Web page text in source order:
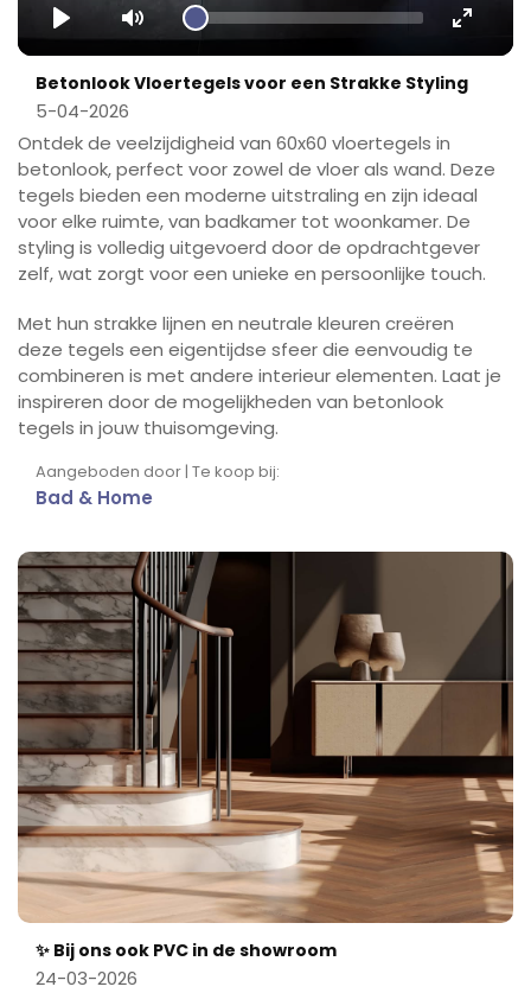
Play Mute
Betonlook Vloertegels voor een Strakke Styling
5-04-2026
Ontdek de veelzijdigheid van 60x60 vloertegels in
betonlook, perfect voor zowel de vloer als wand. Deze
tegels bieden een moderne uitstraling en zijn ideaal
voor elke ruimte, van badkamer tot woonkamer. De
styling is volledig uitgevoerd door de opdrachtgever
zelf, wat zorgt voor een unieke en persoonlijke touch.
Met hun strakke lijnen en neutrale kleuren creëren
deze tegels een eigentijdse sfeer die eenvoudig te
combineren is met andere interieur elementen. Laat je
inspireren door de mogelijkheden van betonlook
tegels in jouw thuisomgeving.
Aangeboden door | Te koop bij:
Bad & Home
✨ Bij ons ook PVC in de showroom
24-03-2026